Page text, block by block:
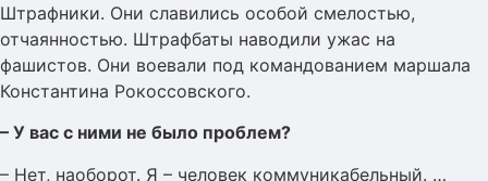
Штрафники. Они славились особой смелостью,
отчаянностью. Штрафбаты наводили ужас на
фашистов. Они воевали под командованием маршала
Константина Рокоссовского.
– У вас с ними не было проблем?
– Нет, наоборот. Я – человек коммуникабельный. …